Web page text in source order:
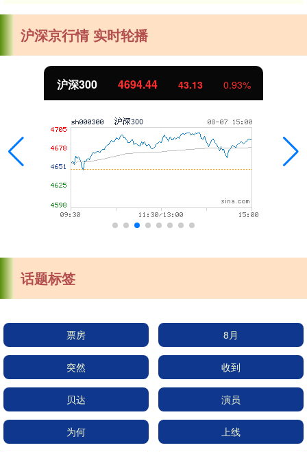
沪深京行情 实时轮播
沪深300 4694.44 43.13 0.93%
话题标签
票房 8月
突然 收到
贝达 演员
为何 上线